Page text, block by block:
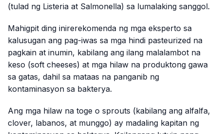
(tulad ng Listeria at Salmonella) sa lumalaking sanggol.
Mahigpit ding inirerekomenda ng mga eksperto sa
kalusugan ang pag-iwas sa mga hindi pasteurized na
pagkain at inumin, kabilang ang ilang malalambot na
keso (soft cheeses) at mga hilaw na produktong gawa
sa gatas, dahil sa mataas na panganib ng
kontaminasyon sa bakterya.
Ang mga hilaw na toge o sprouts (kabilang ang alfalfa,
clover, labanos, at munggo) ay madaling kapitan ng